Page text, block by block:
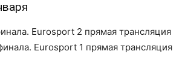
Eurosport 2 прямая трансляция
Eurosport 1 прямая трансляция